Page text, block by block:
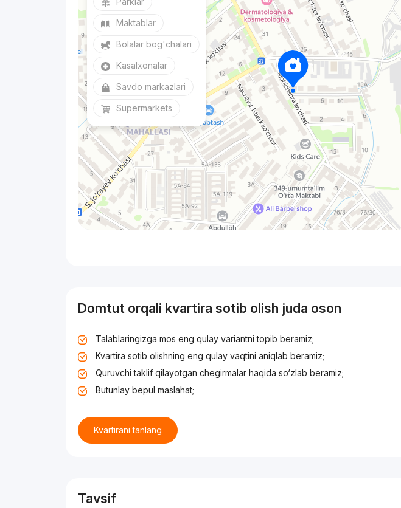
Maktablar
Bolalar bog'chalari
Kasalxonalar
Savdo markazlari
Supermarkets
Domtut orqali kvartira sotib olish juda oson
Talablaringizga mos eng qulay variantni topib beramiz;
Kvartira sotib olishning eng qulay vaqtini aniqlab beramiz;
Quruvchi taklif qilayotgan chegirmalar haqida so‘zlab beramiz;
Butunlay bepul maslahat;
Kvartirani tanlang
Tavsif